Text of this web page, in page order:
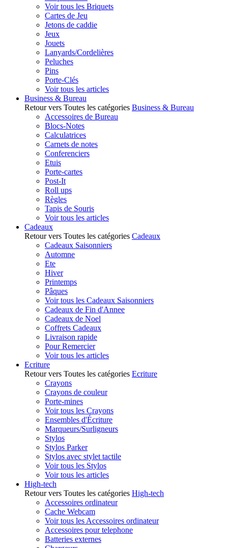
Voir tous les Briquets
Cartes de Jeu
Jetons de caddie
Jeux
Jouets
Lanyards/Cordelières
Peluches
Pins
Porte-Clés
Voir tous les articles
Business & Bureau
Retour vers Toutes les catégories Business & Bureau
Accessoires de Bureau
Blocs-Notes
Calculatrices
Carnets de notes
Conferenciers
Etuis
Porte-cartes
Post-It
Roll ups
Règles
Tapis de Souris
Voir tous les articles
Cadeaux
Retour vers Toutes les catégories Cadeaux
Cadeaux Saisonniers
Automne
Ete
Hiver
Printemps
Pâques
Voir tous les Cadeaux Saisonniers
Cadeaux de Fin d'Annee
Cadeaux de Noel
Coffrets Cadeaux
Livraison rapide
Pour Remercier
Voir tous les articles
Ecriture
Retour vers Toutes les catégories Ecriture
Crayons
Crayons de couleur
Porte-mines
Voir tous les Crayons
Ensembles d'Écriture
Marqueurs/Surligneurs
Stylos
Stylos Parker
Stylos avec stylet tactile
Voir tous les Stylos
Voir tous les articles
High-tech
Retour vers Toutes les catégories High-tech
Accessoires ordinateur
Cache Webcam
Voir tous les Accessoires ordinateur
Accessoires pour telephone
Batteries externes